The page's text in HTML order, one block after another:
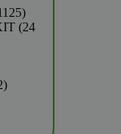
1125
producten
24
4242